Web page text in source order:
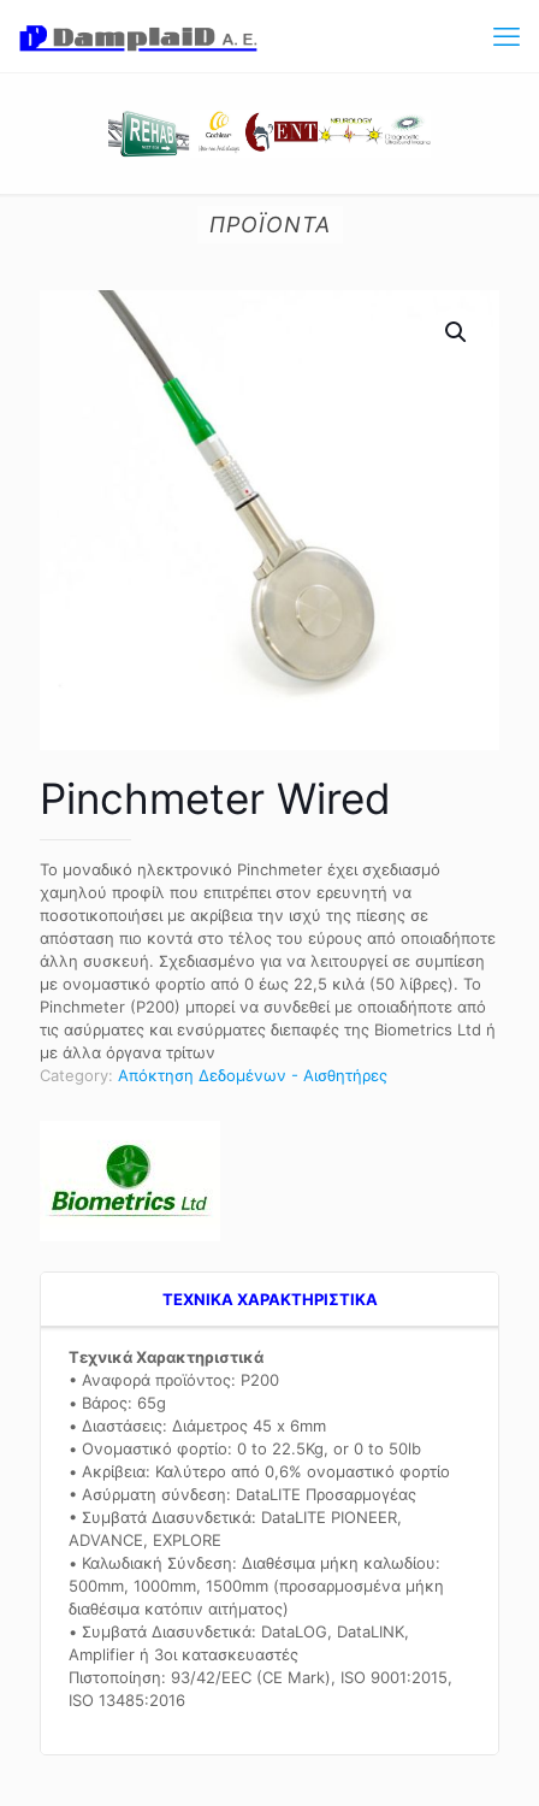
ΠΡΟΪΟΝΤΑ
Pinchmeter Wired
Το μοναδικό ηλεκτρονικό Pinchmeter έχει σχεδιασμό
χαμηλού προφίλ που επιτρέπει στον ερευνητή να
ποσοτικοποιήσει με ακρίβεια την ισχύ της πίεσης σε
απόσταση πιο κοντά στο τέλος του εύρους από οποιαδήποτε
άλλη συσκευή. Σχεδιασμένο για να λειτουργεί σε συμπίεση
με ονομαστικό φορτίο από 0 έως 22,5 κιλά (50 λίβρες). Το
Pinchmeter (P200) μπορεί να συνδεθεί με οποιαδήποτε από
τις ασύρματες και ενσύρματες διεπαφές της Biometrics Ltd ή
με άλλα όργανα τρίτων
Category: Απόκτηση Δεδομένων - Αισθητήρες
TEXNIKA ΧΑΡΑΚΤΗΡΙΣΤΙΚΑ
Τεχνικά Χαρακτηριστικά
• Αναφορά προϊόντος: P200
• Βάρος: 65g
• Διαστάσεις: Διάμετρος 45 x 6mm
• Ονομαστικό φορτίο: 0 to 22.5Kg, or 0 to 50lb
• Ακρίβεια: Καλύτερο από 0,6% ονομαστικό φορτίο
• Ασύρματη σύνδεση: DataLITE Προσαρμογέας
• Συμβατά Διασυνδετικά: DataLITE PIONEER,
ADVANCE, EXPLORE
• Καλωδιακή Σύνδεση: Διαθέσιμα μήκη καλωδίου:
500mm, 1000mm, 1500mm (προσαρμοσμένα μήκη
διαθέσιμα κατόπιν αιτήματος)
• Συμβατά Διασυνδετικά: DataLOG, DataLINK,
Amplifier ή 3οι κατασκευαστές
Πιστοποίηση: 93/42/EEC (CE Mark), ISO 9001:2015,
ISO 13485:2016